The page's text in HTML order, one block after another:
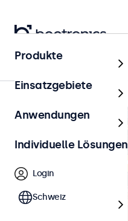
Kassensysteme (POS)
Produkte
Einsatzgebiete
Anwendungen
Individuelle Lösungen
Login
Schweiz